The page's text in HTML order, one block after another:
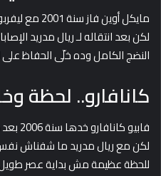
مايكل أوين
لكن بعد انتقاله لـ ريال مدريد
النضج الكامل وده خلّى الحفاظ
كانافارو.. لحظة
لكن مع ريال مدريد ما شفناش نفس
للحظة عظيمة مش بداية عصر